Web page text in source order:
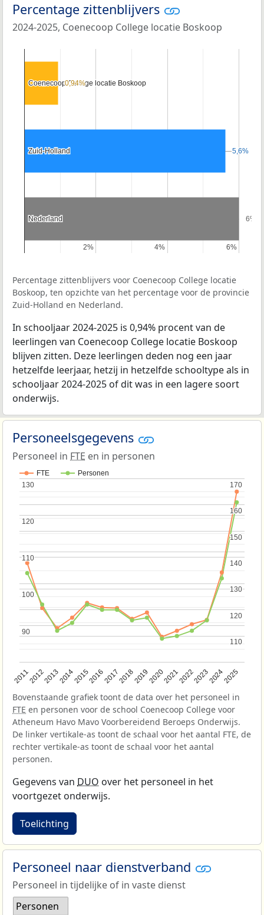
Percentage zittenblijvers
2024-2025, Coenecoop College locatie Boskoop
2%
2% 4%
4% 6%
6%
Coenecoop College locatie Boskoop
Coenecoop College locatie Boskoop
Zuid-Holland
Zuid-Holland
Nederland
Nederland
0,94%
0,94%
5,6%
5,6%
6%
6%
Percentage zittenblijvers voor Coenecoop College locatie
Boskoop, ten opzichte van het percentage voor de provincie
Zuid-Holland en Nederland.
In schooljaar 2024-2025 is 0,94% procent van de
leerlingen van Coenecoop College locatie Boskoop
blijven zitten. Deze leerlingen deden nog een jaar
hetzelfde leerjaar, hetzij in hetzelfde schooltype als in
schooljaar 2024-2025 of dit was in een lagere soort
onderwijs.
Personeelsgegevens
Personeel in FTE en in personen
FTE Personen
201120122013201420152016201720182019202020212022202320242025
90
90
100
100
110
110
120
120
130
130
110
110
120
120
130
130
140
140
150
150
160
160
170
170
Bovenstaande grafiek toont de data over het personeel in
FTE en personen voor de school Coenecoop College voor
Atheneum Havo Mavo Voorbereidend Beroeps Onderwijs.
De linker vertikale-as toont de schaal voor het aantal FTE, de
rechter vertikale-as toont de schaal voor het aantal
personen.
Gegevens van DUO over het personeel in het
voortgezet onderwijs.
Toelichting
Personeel naar dienstverband
Personeel in tijdelijke of in vaste dienst
Personen